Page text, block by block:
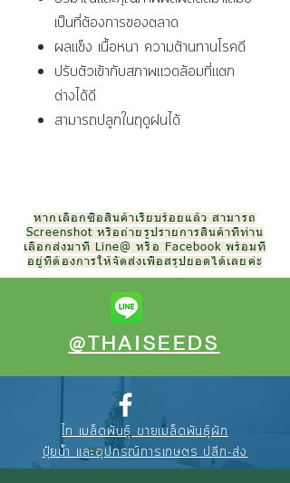
เป็นที่ต้องการของตลาด
ผลแข็ง เนื้อหนา ความต้านทานโรคดี
ปรับตัวเข้ากับสภาพแวดล้อมที่แตก
ต่างได้ดี
สามารถปลูกในฤดูฝนได้
หากเลือกซื้อสินค้าเรียบร้อยแล้ว สามารถ
Screenshot หรือถ่ายรูปรายการสินค้าที่ท่าน
เลือกส่งมาที่ Line@ หรือ Facebook พร้อมที่
อยู่ที่ต้องการให้จัดส่งเพื่อสรุปยอดได้เลยค่ะ
@THAISEEDS
ไท เมล็ดพันธุ์ ขายเมล็ดพันธุ์ผัก
ปุ๋ยน้ำ และอุปกรณ์การเกษตร ปลีก-ส่ง